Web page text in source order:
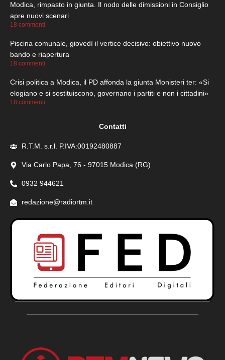
Modica, rimpasto in giunta. Il nodo delle dimissioni in Consiglio
apre nuovi scenari
18 commenti
Piscina comunale, giovedì il vertice decisivo: obiettivo nuovo
bando e riapertura
18 commenti
Crisi politica a Modica, il PD affonda la giunta Monisteri ter: «Si
elogiano e si sostituiscono, governano i partiti e non i cittadini»
18 commenti
Contatti
R.T.M. s.r.l. P.IVA:00192480887
Via Carlo Papa, 76 - 97015 Modica (RG)
0932 944621
redazione@radiortm.it